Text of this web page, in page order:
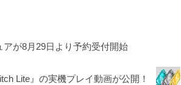
が8月29日より予約受付開始
Lite』の実機プレイ動画が公開！